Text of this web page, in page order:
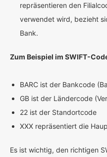
repräsentieren den
verwendet wird, bezieht
Bank.
Zum Beispiel im SWIFT-
BARC ist der Bankcode
GB ist der Ländercode
22 ist der Standortcode
XXX repräsentiert die
Es ist wichtig, den richtigen